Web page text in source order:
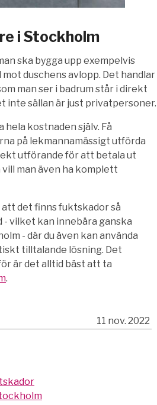
i Stockholm
ska bygga upp exempelvis
duschens avlopp. Det handlar
man ser i badrum står i direkt
inte sällan är just privatpersoner.
kostnaden själv. Få
på lekmannamässigt utförda
utförande för att betala ut
man även ha komplett
det finns fuktskador så
- vilket kan innebära ganska
- där du även kan använda
tilltalande lösning. Det
är det alltid bäst att ta
.
11 nov. 2022